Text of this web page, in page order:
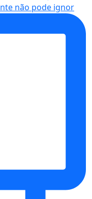
não pode ignor